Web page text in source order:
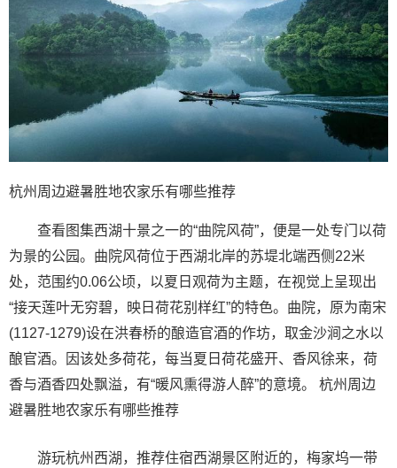
杭州周边避暑胜地农家乐有哪些推荐
查看图集西湖十景之一的“曲院风荷”，便是一处专门以荷
为景的公园。曲院风荷位于西湖北岸的苏堤北端西侧22米
处，范围约0.06公顷，以夏日观荷为主题，在视觉上呈现出
“接天莲叶无穷碧，映日荷花别样红”的特色。曲院，原为南宋
(1127-1279)设在洪春桥的酿造官酒的作坊，取金沙涧之水以
酿官酒。因该处多荷花，每当夏日荷花盛开、香风徐来，荷
香与酒香四处飘溢，有“暖风熏得游人醉”的意境。 杭州周边
避暑胜地农家乐有哪些推荐
游玩杭州西湖，推荐住宿西湖景区附近的，梅家坞一带